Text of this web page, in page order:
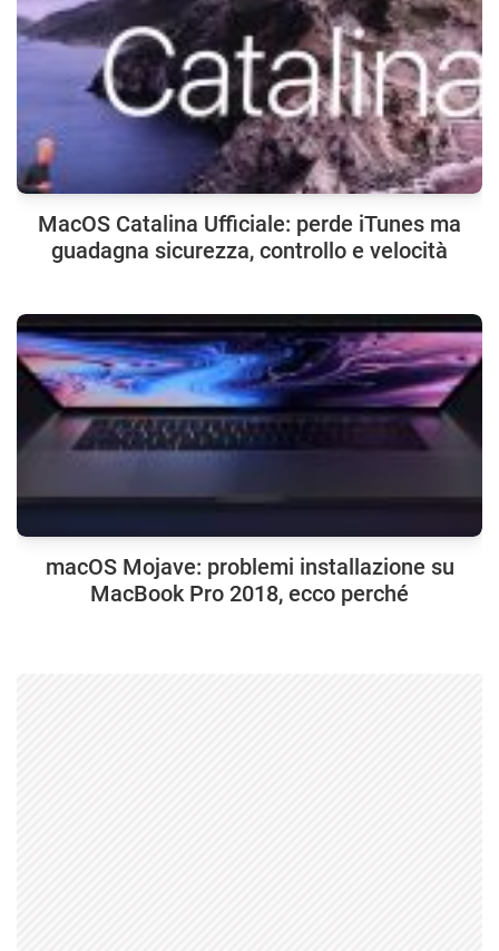
MacOS Catalina Ufficiale: perde iTunes ma
guadagna sicurezza, controllo e velocità
macOS Mojave: problemi installazione su
MacBook Pro 2018, ecco perché